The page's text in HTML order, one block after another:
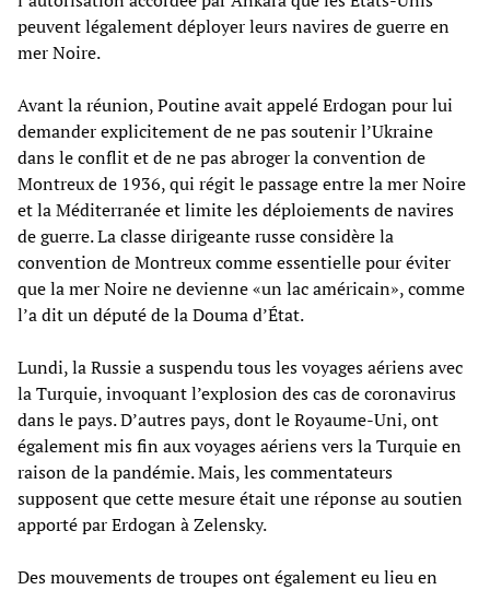
peuvent légalement déployer leurs navires de guerre en
mer Noire.
Avant la réunion, Poutine avait appelé Erdogan pour lui
demander explicitement de ne pas soutenir l’Ukraine
dans le conflit et de ne pas abroger la convention de
Montreux de 1936, qui régit le passage entre la mer Noire
et la Méditerranée et limite les déploiements de navires
de guerre. La classe dirigeante russe considère la
convention de Montreux comme essentielle pour éviter
que la mer Noire ne devienne «un lac américain», comme
l’a dit un député de la Douma d’État.
Lundi, la Russie a suspendu tous les voyages aériens avec
la Turquie, invoquant l’explosion des cas de coronavirus
dans le pays. D’autres pays, dont le Royaume-Uni, ont
également mis fin aux voyages aériens vers la Turquie en
raison de la pandémie. Mais, les commentateurs
supposent que cette mesure était une réponse au soutien
apporté par Erdogan à Zelensky.
Des mouvements de troupes ont également eu lieu en